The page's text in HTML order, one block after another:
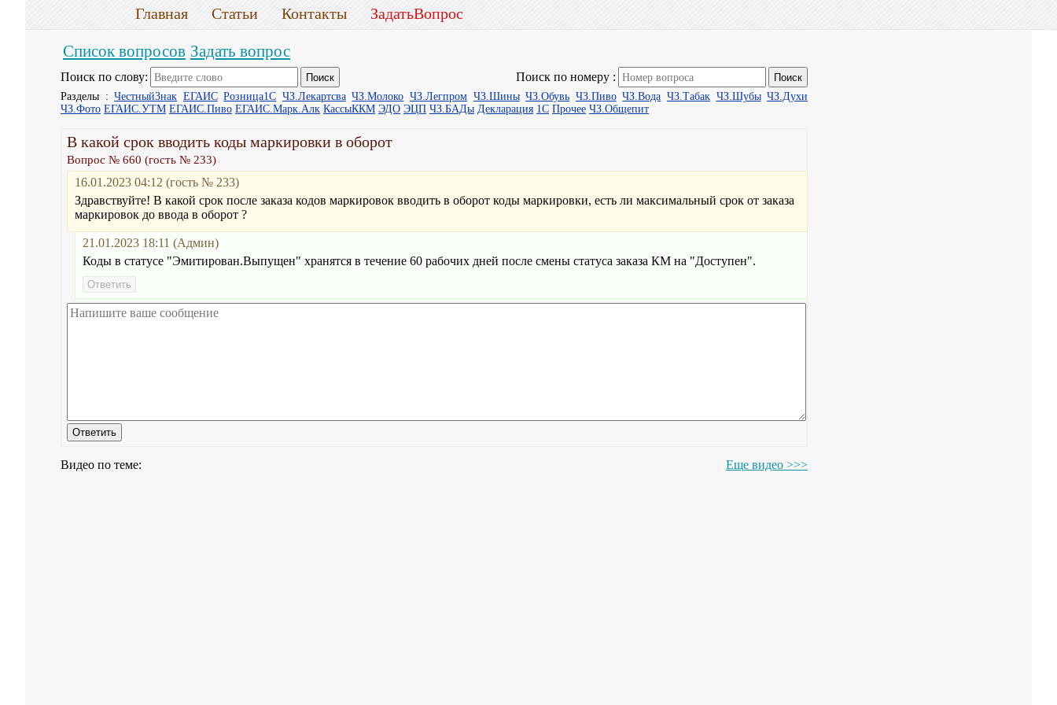
Главная Статьи Контакты ЗадатьВопрос
Список вопросов Задать вопрос
Поиск по слову: Поиск по номеру :
Разделы :ЧестныйЗнак ЕГАИС Розница1С ЧЗ.Лекартсва ЧЗ.Молоко ЧЗ.Легпром ЧЗ.Шины ЧЗ.Обувь ЧЗ.Пиво ЧЗ.Вода ЧЗ.Табак ЧЗ.Шубы ЧЗ.Духи
ЧЗ.Фото ЕГАИС.УТМ ЕГАИС.Пиво ЕГАИС.Марк.Алк КассыККМ ЭДО ЭЦП ЧЗ.БАДы Декларация 1С Прочее ЧЗ.Общепит
В какой срок вводить коды маркировки в оборот
Вопрос № 660 (гость № 233)
16.01.2023 04:12 (гость № 233)
Здравствуйте! В какой срок после заказа кодов маркировок вводить в оборот коды маркировки, есть ли максимальный срок от заказа
маркировок до ввода в оборот ?
21.01.2023 18:11 (Админ)
Коды в статусе "Эмитирован.Выпущен" хранятся в течение 60 рабочих дней после смены статуса заказа КМ на "Доступен".
Видео по теме: Еще видео >>>